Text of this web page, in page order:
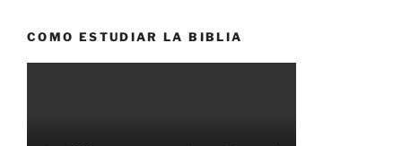
COMO ESTUDIAR LA BIBLIA